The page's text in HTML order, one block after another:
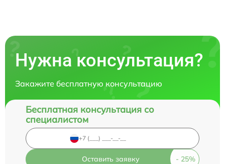
Нужна консультация?
Закажите бесплатную консультацию
Бесплатная консультация со
специалистом
Оставить заявку